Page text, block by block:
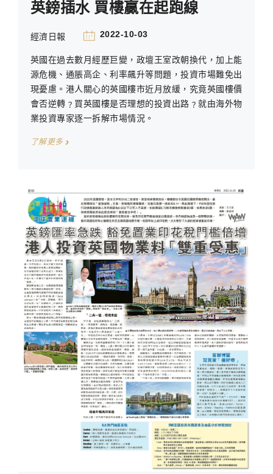
英鎊插水 買樓贏在起跑線
經濟日報 2022-10-03
英國在過去數月經歷巨變，政壇王室改朝換代，加上能
源危機、通脹高企、利率飆升等問題，投資市場難免出
現憂慮。港人關心的英國樓市近月放緩，究竟英國樓價
會否逆轉﹖買英國樓是否理想的投資出路﹖就由海外物
業投資專家逐一拆解市場情況。
了解更多